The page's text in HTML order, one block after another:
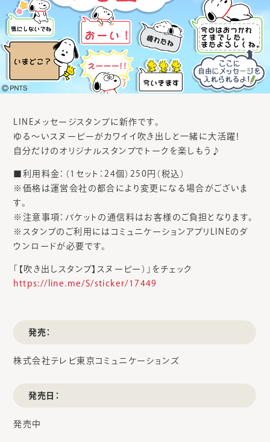
LINEメッセージスタンプに新作です。
ゆる～いスヌーピーがカワイイ吹き出しと一緒に大活躍！
自分だけのオリジナルスタンプでトークを楽しもう♪
■利用料金：（1セット：24個）250円（税込）
※価格は運営会社の都合により変更になる場合がございま
す。
※注意事項：パケットの通信料はお客様のご負担となります。
※スタンプのご利用にはコミュニケーションアプリLINEのダ
ウンロードが必要です。
「【吹き出しスタンプ】スヌーピー）」をチェック
https://line.me/S/sticker/17449
発売：
株式会社テレビ東京コミュニケーションズ
発売日：
発売中